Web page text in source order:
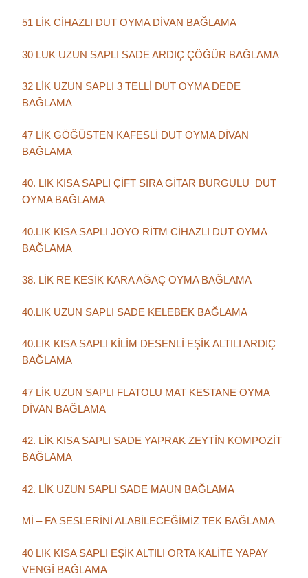
51 LİK CİHAZLI DUT OYMA DİVAN BAĞLAMA
30 LUK UZUN SAPLI SADE ARDIÇ ÇÖĞÜR BAĞLAMA
32 LİK UZUN SAPLI 3 TELLİ DUT OYMA DEDE
BAĞLAMA
47 LİK GÖĞÜSTEN KAFESLİ DUT OYMA DİVAN
BAĞLAMA
40. LIK KISA SAPLI ÇİFT SIRA GİTAR BURGULU DUT
OYMA BAĞLAMA
40.LIK KISA SAPLI JOYO RİTM CİHAZLI DUT OYMA
BAĞLAMA
38. LİK RE KESİK KARA AĞAÇ OYMA BAĞLAMA
40.LIK UZUN SAPLI SADE KELEBEK BAĞLAMA
40.LIK KISA SAPLI KİLİM DESENLİ EŞİK ALTILI ARDIÇ
BAĞLAMA
47 LİK UZUN SAPLI FLATOLU MAT KESTANE OYMA
DİVAN BAĞLAMA
42. LİK KISA SAPLI SADE YAPRAK ZEYTİN KOMPOZİT
BAĞLAMA
42. LİK UZUN SAPLI SADE MAUN BAĞLAMA
Mİ – FA SESLERİNİ ALABİLECEĞİMİZ TEK BAĞLAMA
40 LIK KISA SAPLI EŞİK ALTILI ORTA KALİTE YAPAY
VENGİ BAĞLAMA